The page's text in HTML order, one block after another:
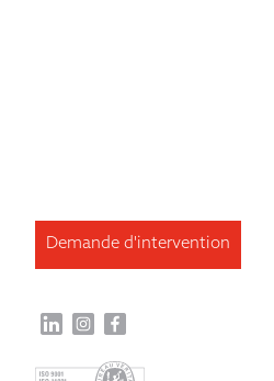
Demande d'intervention